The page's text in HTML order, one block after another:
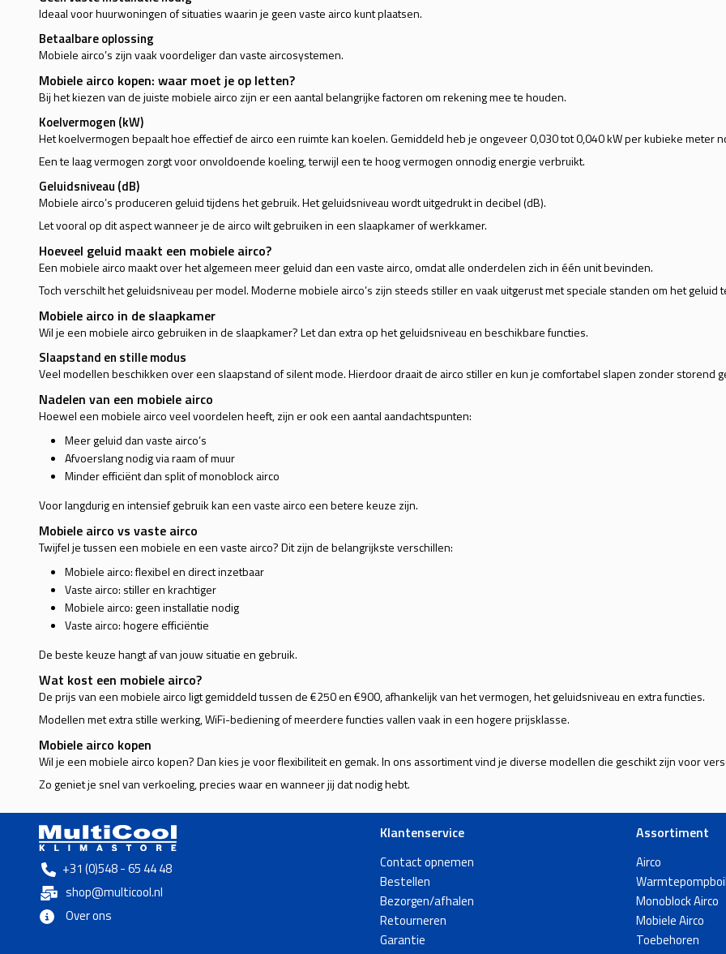
Ideaal voor huurwoningen of situaties waarin je geen vaste airco kunt plaatsen.
Betaalbare oplossing
Mobiele airco’s zijn vaak voordeliger dan vaste aircosystemen.
Mobiele airco kopen: waar moet je op letten?
Bij het kiezen van de juiste mobiele airco zijn er een aantal belangrijke factoren om rekening mee te houden.
Koelvermogen (kW)
Het koelvermogen bepaalt hoe effectief de airco een ruimte kan koelen. Gemiddeld heb je ongeveer 0,030 tot 0,040 kW per kubieke meter
Een te laag vermogen zorgt voor onvoldoende koeling, terwijl een te hoog vermogen onnodig energie verbruikt.
Geluidsniveau (dB)
Mobiele airco’s produceren geluid tijdens het gebruik. Het geluidsniveau wordt uitgedrukt in decibel (dB).
Let vooral op dit aspect wanneer je de airco wilt gebruiken in een slaapkamer of werkkamer.
Hoeveel geluid maakt een mobiele airco?
Een mobiele airco maakt over het algemeen meer geluid dan een vaste airco, omdat alle onderdelen zich in één unit bevinden.
Toch verschilt het geluidsniveau per model. Moderne mobiele airco’s zijn steeds stiller en vaak uitgerust met speciale standen om het geluid
Mobiele airco in de slaapkamer
Wil je een mobiele airco gebruiken in de slaapkamer? Let dan extra op het geluidsniveau en beschikbare functies.
Slaapstand en stille modus
Veel modellen beschikken over een slaapstand of silent mode. Hierdoor draait de airco stiller en kun je comfortabel slapen zonder storend
Nadelen van een mobiele airco
Hoewel een mobiele airco veel voordelen heeft, zijn er ook een aantal aandachtspunten:
Meer geluid dan vaste airco’s
Afvoerslang nodig via raam of muur
Minder efficiënt dan split of monoblock airco
Voor langdurig en intensief gebruik kan een vaste airco een betere keuze zijn.
Mobiele airco vs vaste airco
Twijfel je tussen een mobiele en een vaste airco? Dit zijn de belangrijkste verschillen:
Mobiele airco: flexibel en direct inzetbaar
Vaste airco: stiller en krachtiger
Mobiele airco: geen installatie nodig
Vaste airco: hogere efficiëntie
De beste keuze hangt af van jouw situatie en gebruik.
Wat kost een mobiele airco?
De prijs van een mobiele airco ligt gemiddeld tussen de €250 en €900, afhankelijk van het vermogen, het geluidsniveau en extra functies.
Modellen met extra stille werking, WiFi-bediening of meerdere functies vallen vaak in een hogere prijsklasse.
Mobiele airco kopen
Wil je een mobiele airco kopen? Dan kies je voor flexibiliteit en gemak. In ons assortiment vind je diverse modellen die geschikt zijn voor
Zo geniet je snel van verkoeling, precies waar en wanneer jij dat nodig hebt.
+31 (0)548 - 65 44 48
shop@multicool.nl
Over ons
Klantenservice
Contact opnemen
Bestellen
Bezorgen/afhalen
Retourneren
Garantie
Assortiment
Airco
Monoblock Airco
Mobiele Airco
Toebehoren